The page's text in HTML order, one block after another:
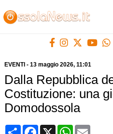
EVENTI - 13 maggio 2026, 11:01
Dalla Repubblica
Costituzione: una
Domodossola
CondividiFacebook
X WhatsApp
Email